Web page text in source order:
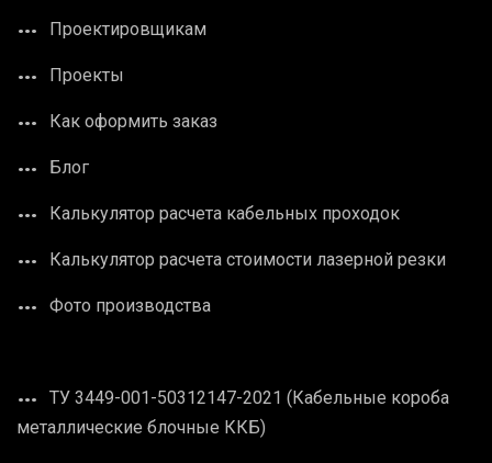
Проектировщикам
Проекты
Как оформить заказ
Блог
Калькулятор расчета кабельных проходок
Калькулятор расчета стоимости лазерной резки
Фото производства
ТУ 3449-001-50312147-2021 (Кабельные короба
металлические блочные ККБ)